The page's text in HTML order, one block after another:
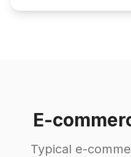
E-
Typical e-